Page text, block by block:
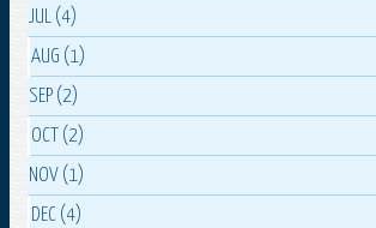
JUL (4)
AUG (1)
SEP (2)
OCT (2)
NOV (1)
DEC (4)